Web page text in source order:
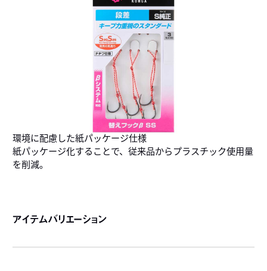
環境に配慮した紙パッケージ仕様
紙パッケージ化することで、従来品からプラスチック使用量
を削減。
アイテムバリエーション